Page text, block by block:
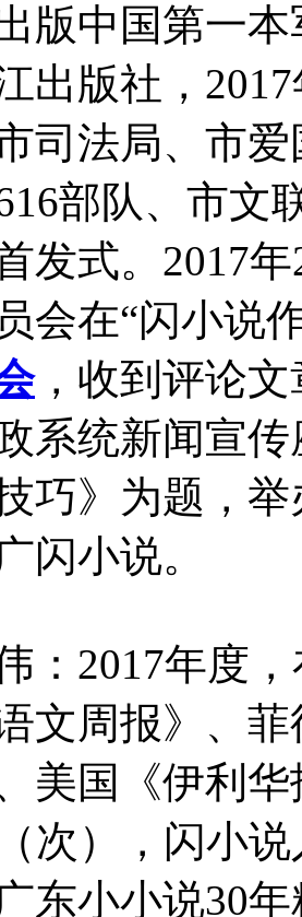
版中国第一
出版社，
司法局、市
部队、市文
发式。2017
会在“闪小说
，收到评论文
系统新闻宣
巧》为题，
闪小说。
2017年度，
文周报》、
美国《伊利
次），闪小
东小小说30